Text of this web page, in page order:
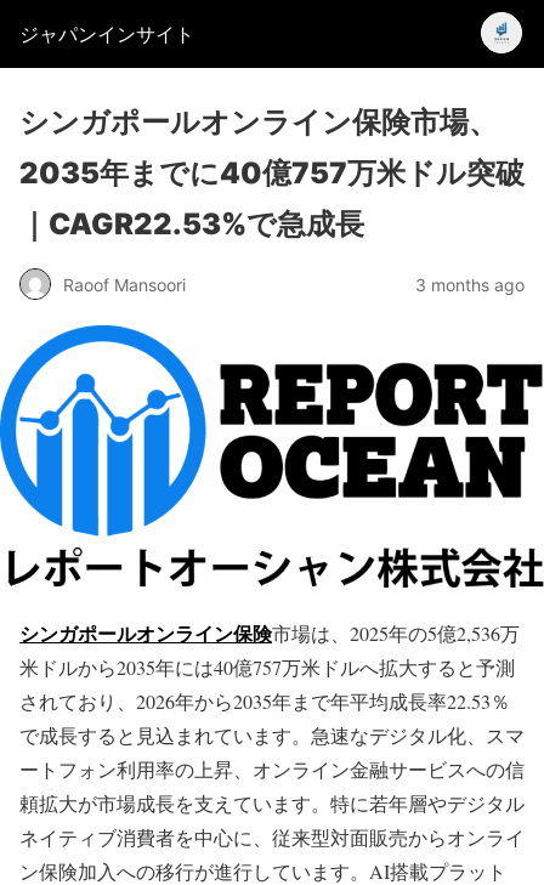
ジャパンインサイト
シンガポールオンライン保険市場、
2035年までに40億757万米ドル突破
｜CAGR22.53%で急成長
Raoof Mansoori 3 months ago
シンガポールオンライン保険市場は、2025年の5億2,536万
米ドルから2035年には40億757万米ドルへ拡大すると予測
されており、2026年から2035年まで年平均成長率22.53％
で成長すると見込まれています。急速なデジタル化、スマ
ートフォン利用率の上昇、オンライン金融サービスへの信
頼拡大が市場成長を支えています。特に若年層やデジタル
ネイティブ消費者を中心に、従来型対面販売からオンライ
ン保険加入への移行が進行しています。AI搭載プラット